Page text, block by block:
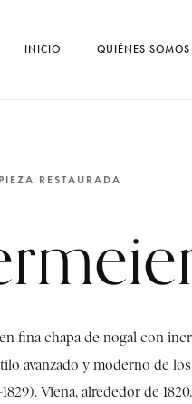
INICIO QUIÉNES SOMOS
PIEZA RESTAURADA
fina chapa de nogal con
avanzado y moderno de
Viena, alrededor de